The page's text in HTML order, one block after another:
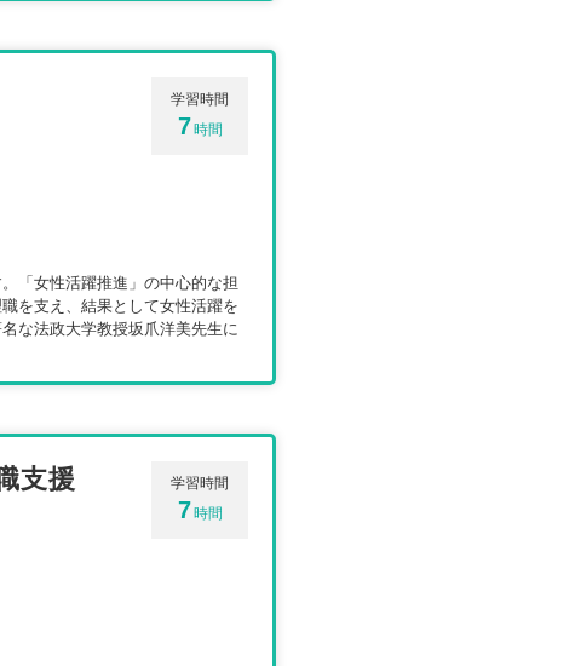
学習時間
7時間
「女性活躍推進」の中心的な担
を支え、結果として女性活躍を
な法政大学教授坂爪洋美先生に
支援 学習時間
7時間